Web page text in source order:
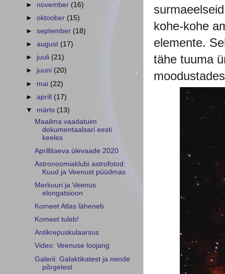
kohe-kohe
elemente.
tähe tuuma
► november (16)
►oktoober (15)
►september (18)
►august (17)
► juuli (21)
► juuni (20)
► mai (22)
►aprill (17)
▼ märts (13)
Maailma vaadatuim
dokumentaalsari eesti
keeles
Aprillitaeva ülevaade 2020
Astronoomiaklubi astrofotod:
Kuud ja Veenust püüdmas
Merkuuri ja Veenus
elongatsioon
Komeet Atlas läheneb
Komeet tuleb!
Antikrepuskulaarsus
Video: Veenuse loojang
Galerii: Galaktikatest ja nende
põrgetest